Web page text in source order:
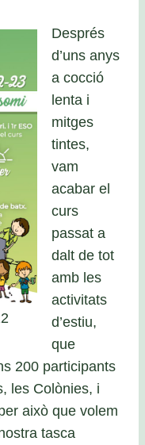
Després
d’uns anys
a cocció
lenta i
mitges
tintes,
vam
acabar el
curs
passat a
dalt de tot
amb les
activitats
d’estiu,
que
200 participants
les Colònies, i
això que volem
tasca